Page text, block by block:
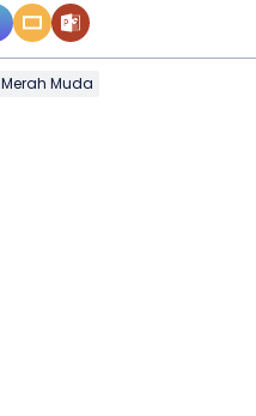
Merah Muda